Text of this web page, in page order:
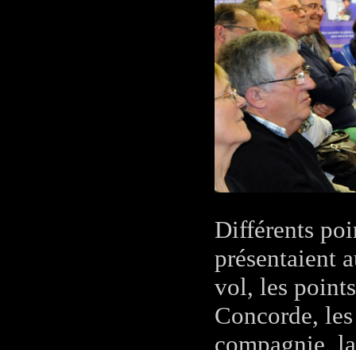
Différents
présentaient
vol, les
Concorde,
compagnie,